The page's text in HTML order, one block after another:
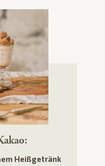
Heißgetränk